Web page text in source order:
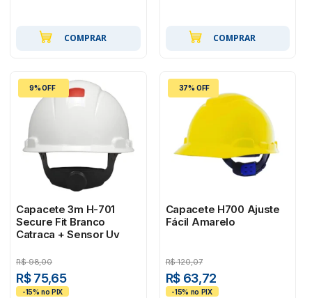
COMPRAR COMPRAR
9% OFF
Capacete 3m H-701
Secure Fit Branco
Catraca + Sensor Uv
R$ 98,00
R$ 75,65
37% OFF
Capacete H700 Ajuste
Fácil Amarelo
R$ 120,07
R$ 63,72